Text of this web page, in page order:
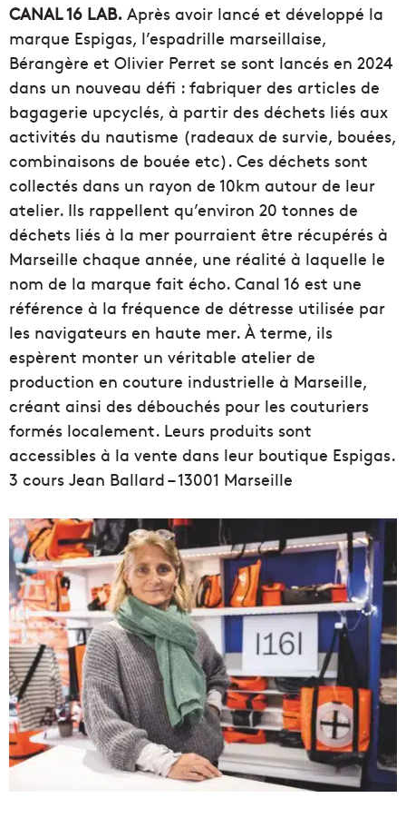
CANAL 16 LAB. Après avoir lancé et développé la
marque Espigas, l’espadrille marseillaise,
Bérangère et Olivier Perret se sont lancés en 2024
dans un nouveau défi : fabriquer des articles de
bagagerie upcyclés, à partir des déchets liés aux
activités du nautisme (radeaux de survie, bouées,
combinaisons de bouée etc). Ces déchets sont
collectés dans un rayon de 10km autour de leur
atelier. Ils rappellent qu’environ 20 tonnes de
déchets liés à la mer pourraient être récupérés à
Marseille chaque année, une réalité à laquelle le
nom de la marque fait écho. Canal 16 est une
référence à la fréquence de détresse utilisée par
les navigateurs en haute mer. À terme, ils
espèrent monter un véritable atelier de
production en couture industrielle à Marseille,
créant ainsi des débouchés pour les couturiers
formés localement. Leurs produits sont
accessibles à la vente dans leur boutique Espigas.
3 cours Jean Ballard – 13001 Marseille